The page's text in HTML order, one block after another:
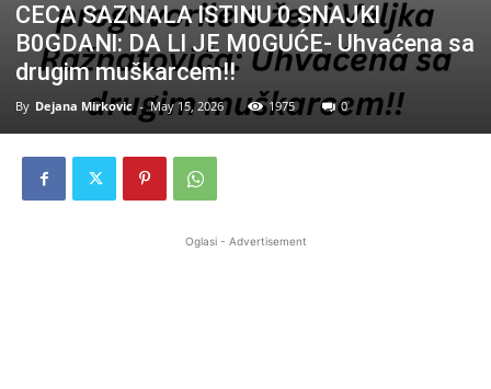
CECA SAZNALA lSTlNU 0 SNAJKl
B0GDANl: DA Ll JE M0GUĆE- Uhvaćena sa
drugim muškarcem!!
By Dejana Mirkovic - May 15, 2026 1975 0
Oglasi - Advertisement